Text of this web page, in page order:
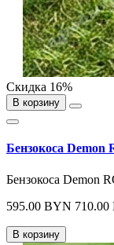
Скидка 16%
В корзину
Бензокоса Demon
Бензокоса Demon
595.00 BYN
В корзину